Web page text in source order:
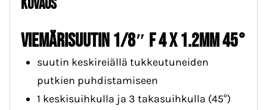
Kuvaus
Viemärisuutin 1/8″ F 4 x 1.2mm 45°
suutin keskireiällä tukkeutuneiden
putkien puhdistamiseen
1 keskisuihkulla ja 3 takasuihkulla (45°)